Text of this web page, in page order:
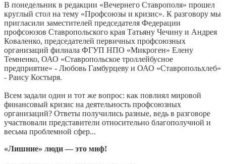
В понедельник в редакции «Вечернего Ставрополя» прошел
круглый стол на тему «Профсоюзы и кризис». К разговору мы
пригласили заместителей председателя Федерации
профсоюзов Ставропольского края Татьяну Чечину и Андрея
Коваленко, председателей первичных профсоюзных
организаций филиала ФГУП НПО «Микроген» Елену
Темненко, ОАО «Ставропольское троллейбусное
предприятие» - Любовь Гамбурцеву и ОАО «Ставропольхлеб»
- Раису Костыря.
Всем задали один и тот же вопрос: как повлиял мировой
финансовый кризис на деятельность профсоюзных
организаций? Ответы получились разные, ведь в разговоре
участвовали представители относительно благополучной и
весьма проблемной сфер...
«Лишние» люди — это миф!